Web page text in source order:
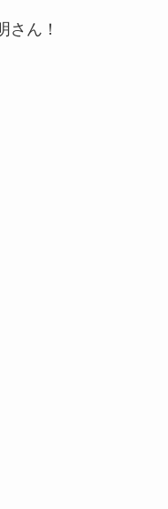
さん！